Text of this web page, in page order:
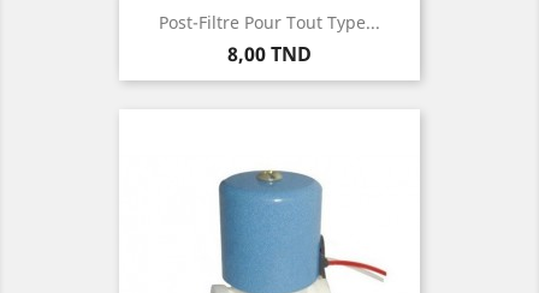
Post-Filtre Pour Tout Type...
Prix
8,00 TND